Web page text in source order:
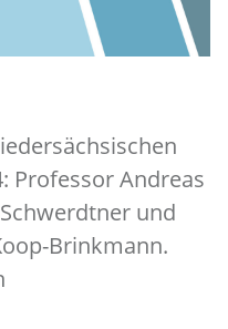
Professor Andreas
und
Brinkmann.